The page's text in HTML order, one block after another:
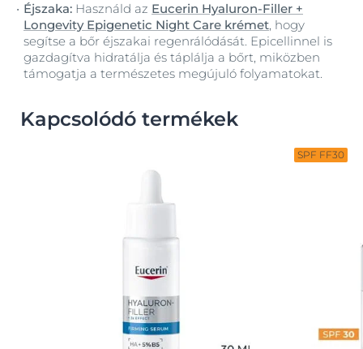
Éjszaka: Használd az Eucerin Hyaluron-Filler +
Longevity Epigenetic Night Care krémet, hogy
segítse a bőr éjszakai regenrálódását. Epicellinnel is
gazdagítva hidratálja és táplálja a bőrt, miközben
támogatja a természetes megújuló folyamatokat.
Kapcsolódó termékek
SPF FF30